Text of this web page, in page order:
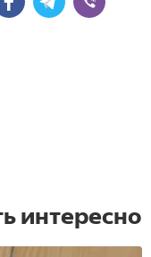
интересно